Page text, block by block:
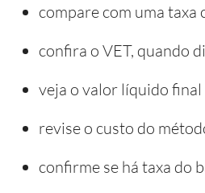
compare com uma taxa
confira o VET, quando
veja o valor líquido final
revise o custo do
confirme se há taxa do